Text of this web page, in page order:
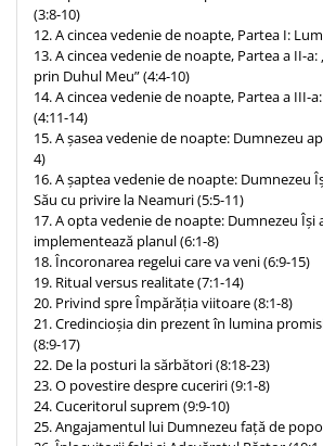
(3:8-10)
12. A cincea vedenie de noapte, Partea I:
13. A cincea vedenie de noapte, Partea a II-
prin Duhul Meu” (4:4-10)
14. A cincea vedenie de noapte, Partea a III-
(4:11-14)
15. A șasea vedenie de noapte: Dumnezeu
4)
16. A șaptea vedenie de noapte: Dumnezeu
Său cu privire la Neamuri (5:5-11)
17. A opta vedenie de noapte: Dumnezeu Își
implementează planul (6:1-8)
18. Încoronarea regelui care va veni (6:9-15)
19. Ritual versus realitate (7:1-14)
20. Privind spre Împărăția viitoare (8:1-8)
21. Credincioșia din prezent în lumina
(8:9-17)
22. De la posturi la sărbători (8:18-23)
23. O povestire despre cuceriri (9:1-8)
24. Cuceritorul suprem (9:9-10)
25. Angajamentul lui Dumnezeu față de